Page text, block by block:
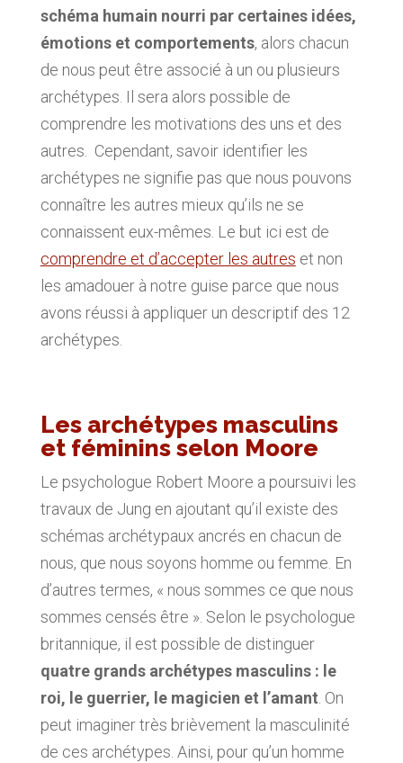
schéma humain nourri par certaines idées,
émotions et comportements, alors chacun
de nous peut être associé à un ou plusieurs
archétypes. Il sera alors possible de
comprendre les motivations des uns et des
autres. Cependant, savoir identifier les
archétypes ne signifie pas que nous pouvons
connaître les autres mieux qu’ils ne se
connaissent eux-mêmes. Le but ici est de
comprendre et d’accepter les autres et non
les amadouer à notre guise parce que nous
avons réussi à appliquer un descriptif des 12
archétypes.
Les archétypes masculins
et féminins selon Moore
Le psychologue Robert Moore a poursuivi les
travaux de Jung en ajoutant qu’il existe des
schémas archétypaux ancrés en chacun de
nous, que nous soyons homme ou femme. En
d’autres termes, « nous sommes ce que nous
sommes censés être ». Selon le psychologue
britannique, il est possible de distinguer
quatre grands archétypes masculins : le
roi, le guerrier, le magicien et l’amant. On
peut imaginer très brièvement la masculinité
de ces archétypes. Ainsi, pour qu’un homme